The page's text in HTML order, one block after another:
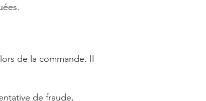
de la commande. Il
de fraude,